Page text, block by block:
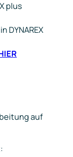
plus
DYNAREX
auf